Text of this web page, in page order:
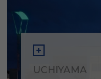
UCHIYAMA